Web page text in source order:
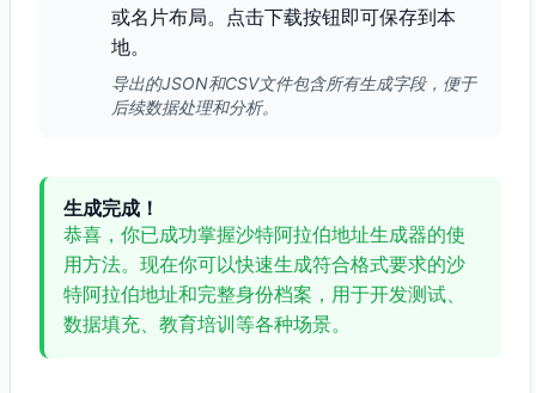
或名片布局。点击下载按钮即可保存到本
地。
导出的JSON和CSV文件包含所有生成字段，便于
后续数据处理和分析。
生成完成！
恭喜，你已成功掌握沙特阿拉伯地址生成器的使
用方法。现在你可以快速生成符合格式要求的沙
特阿拉伯地址和完整身份档案，用于开发测试、
数据填充、教育培训等各种场景。